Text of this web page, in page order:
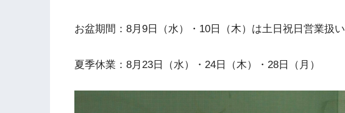
お盆期間：8月9日（水）・10日（木）は土日祝日営業扱い
夏季休業：8月23日（水）・24日（木）・28日（月）